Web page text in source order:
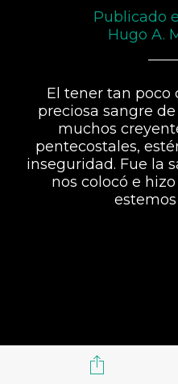
Publicado
Hugo A.
El tener tan poco
preciosa sangre
muchos
pentecostales,
inseguridad. Fue la
nos colocó e